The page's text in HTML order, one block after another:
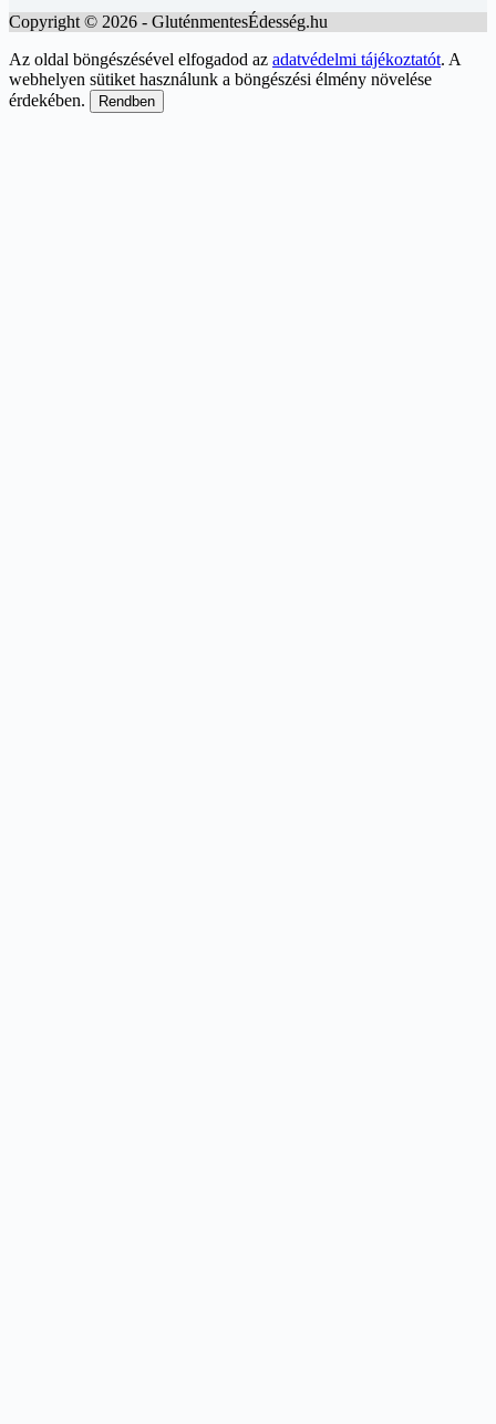
Copyright © 2026 - GluténmentesÉdesség.hu
Az oldal böngészésével elfogadod az adatvédelmi tájékoztatót. A
webhelyen sütiket használunk a böngészési élmény növelése
érdekében.
Rendben